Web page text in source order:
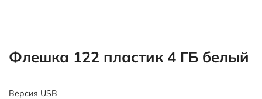
Флешка 122 пластик 4 ГБ белый
Версия USB